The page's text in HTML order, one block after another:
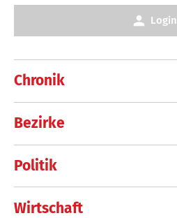
Chronik
Bezirke
Politik
Wirtschaft
Login